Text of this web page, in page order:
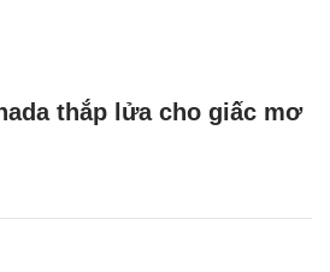
thắp lửa cho giấc mơ